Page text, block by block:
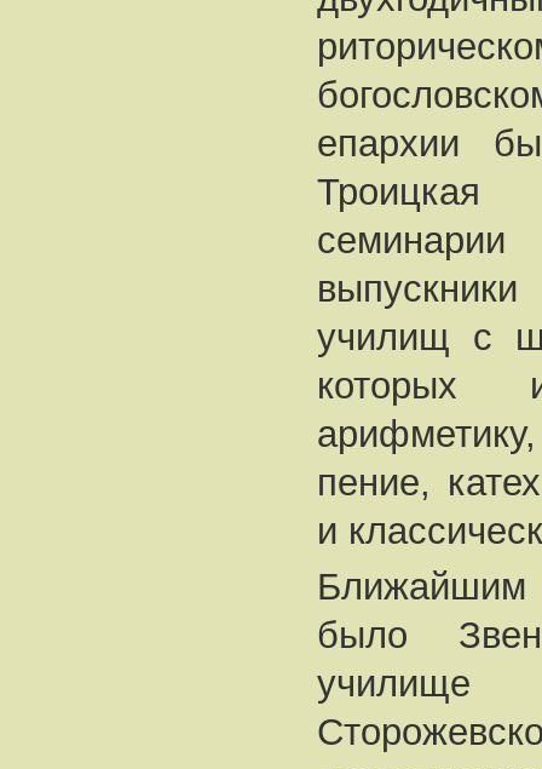
епархии
училищ с
которых
пение,
и
Ближайшим
было